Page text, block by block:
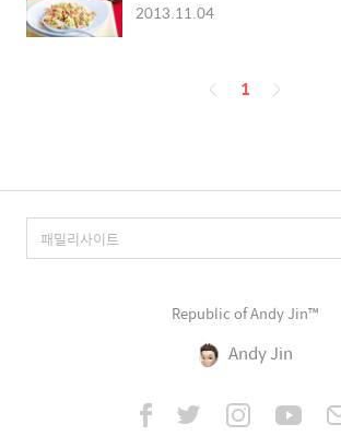
2013.11.04
페
1
Republic of Andy Jin™
Andy Jin